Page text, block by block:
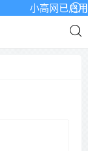
小高网已启用